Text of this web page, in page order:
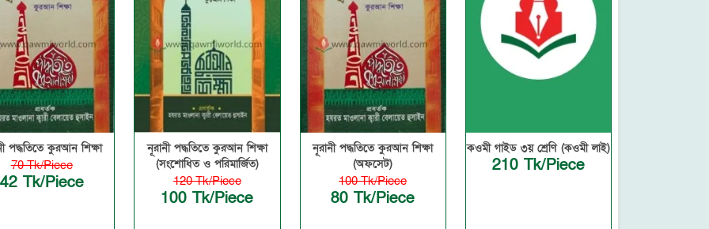
পদ্ধতিতে কুরআন শিক্ষা
70 Tk/Piece
42 Tk/Piece
নূরানী পদ্ধতিতে কুরআন শিক্ষা
(সংশোধিত ও পরিমার্জিত)
120 Tk/Piece
100 Tk/Piece
নূরানী পদ্ধতিতে কুরআন শিক্ষা
(অফসেট)
100 Tk/Piece
80 Tk/Piece
কওমী গাইড ৩য় শ্রেণি (কওমী লাই)
210 Tk/Piece